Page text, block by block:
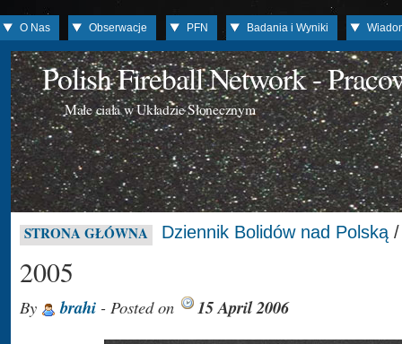
O Nas Obserwacje PFN Badania i Wyniki
Polish Fireball Network -
Małe ciała w Układzie Słonecznym
STRONA GŁÓWNA Dziennik Bolidów nad Polską
2005
By brahi - Posted on 15 April 2006